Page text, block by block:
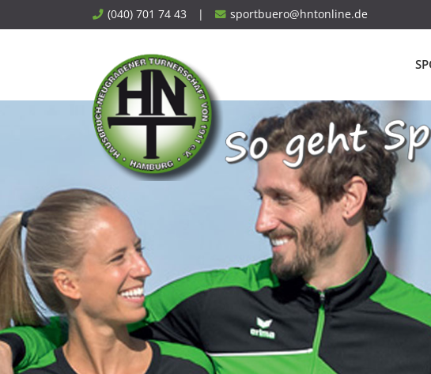
to
(040) 701 74 43 | sportbuero@hntonline.de